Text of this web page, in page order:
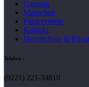
Ganztag
Menschen
Förderverein
Kontakt
Datenschutz &
Telefon :
(0221) 221-34810